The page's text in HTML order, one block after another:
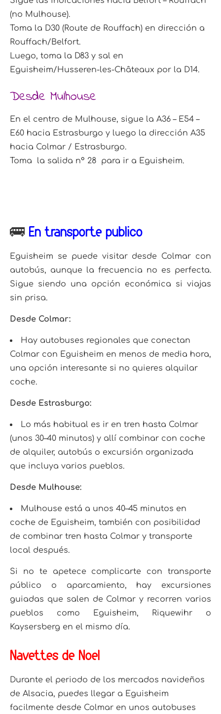
(no Mulhouse).
Toma la D30 (Route de Rouffach) en dirección a
Rouffach/Belfort.
Luego, toma la D83 y sal en
Eguisheim/Husseren-les-Châteaux por la D14.
Desde Mulhouse
En el centro de Mulhouse, sigue la A36 – E54 –
E60 hacia Estrasburgo y luego la dirección A35
hacia Colmar / Estrasburgo.
Toma la salida n° 28 para ir a Eguisheim.
🚌 En transporte público
Eguisheim se puede visitar desde Colmar con
autobús, aunque la frecuencia no es perfecta.
Sigue siendo una opción económica si viajas
sin prisa.
Desde Colmar:
Hay autobuses regionales que conectan
Colmar con Eguisheim en menos de media hora,
una opción interesante si no quieres alquilar
coche.​
Desde Estrasburgo:
Lo más habitual es ir en tren hasta Colmar
(unos 30–40 minutos) y allí combinar con coche
de alquiler, autobús o excursión organizada
que incluya varios pueblos.
Desde Mulhouse:
Mulhouse está a unos 40–45 minutos en
coche de Eguisheim, también con posibilidad
de combinar tren hasta Colmar y transporte
local después.​
Si no te apetece complicarte con transporte
público o aparcamiento, hay excursiones
guiadas que salen de Colmar y recorren varios
pueblos como Eguisheim, Riquewihr o
Kaysersberg en el mismo día.​
Navettes de Noel
Durante el periodo de los mercados navideños
de Alsacia, puedes llegar a Eguisheim
facilmente desde Colmar en unos autobuses